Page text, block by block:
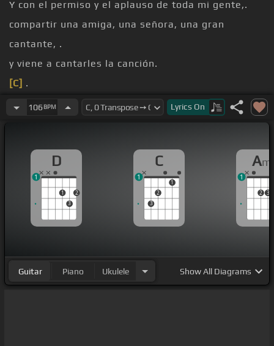
Y con el permiso y el aplauso de toda mi gente,.
compartir una amiga, una señora, una gran
cantante, .
y viene a cantarles la canción.
[C] .
[Bm] [Em]
106 BPM Lyrics On
D
1
3
2
1
C
3
2
1
1
Am
2 3
1
Guitar Piano Ukulele ShowAll Diagrams